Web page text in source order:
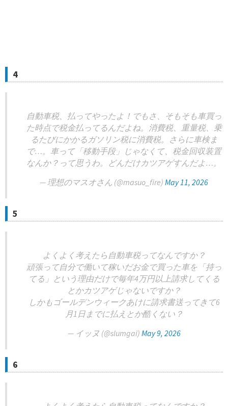
4
自動車税、払ってやったよ！でもさ、そもそも車買っ
た時点で税金払ってるんだよね。消費税、重量税、乗
るたびにかかるガソリン税に消費税。さらに車検ま
で…。車って「移動手段」じゃなくて、税金回収装置
なんか？って思うわ。どんだけカツアゲすんだよ…。
— 理想のマスオさん (@masuo_fire) May 11, 2026
5
よくよく考えたら自動車税ってなんですか？
頑張って自分で働いて稼いだお金で買った車を「持っ
てる」という理由だけで毎年4万円以上請求してくる
とかカツアゲじゃないですか？
しかもゴールデンウィークあけに請求書送ってきて6
月1日までに払えとか酷くない？
— イッヌ (@slumgai) May 9, 2026
6